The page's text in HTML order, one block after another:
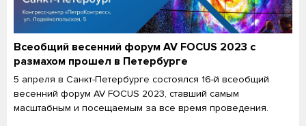
Всеобщий весенний форум AV FOCUS 2023 с
размахом прошел в Петербурге
5 апреля в Санкт-Петербурге состоялся 16-й всеобщий
весенний форум AV FOCUS 2023, ставший самым
масштабным и посещаемым за все время проведения.